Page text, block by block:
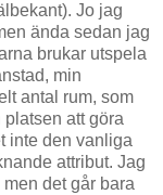
Jo jag
ända sedan jag
brukar utspela
min
antal rum, som
att göra
inte den vanliga
attribut. Jag
det går bara